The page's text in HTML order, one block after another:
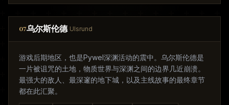
07乌尔斯伦德 Ulsrund
游戏后期地区，也是Pywel深渊活动的震中。乌尔斯伦德是
一片被诅咒的土地，物质世界与深渊之间的边界几近崩溃。
最强大的敌人、最深邃的地下城，以及主线故事的最终章节
都在此汇聚。